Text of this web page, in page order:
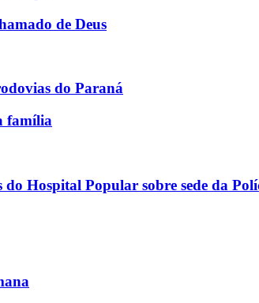
de Deus
do Paraná
família
Hospital Popular sobre sede da